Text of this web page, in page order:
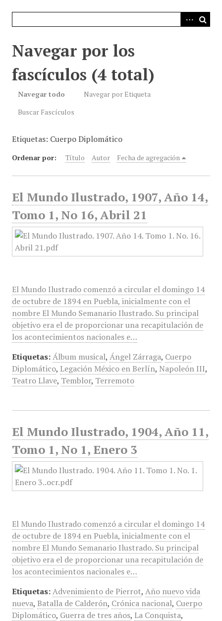
Navegar por los
fascículos (4 total)
Navegar todo
Navegar por Etiqueta
Buscar Fascículos
Etiquetas: Cuerpo Diplomático
Ordenar por: Título Autor Fecha de agregación
El Mundo Ilustrado, 1907, Año 14,
Tomo 1, No 16, Abril 21
El Mundo Ilustrado comenzó a circular el domingo 14
de octubre de 1894 en Puebla, inicialmente con el
nombre El Mundo Semanario Ilustrado. Su principal
objetivo era el de proporcionar una recapitulación de
los acontecimientos nacionales e…
Etiquetas: Álbum musical, Ángel Zárraga, Cuerpo
Diplomático, Legación México en Berlín, Napoleón III,
Teatro Llave, Temblor, Terremoto
El Mundo Ilustrado, 1904, Año 11,
Tomo 1, No 1, Enero 3
El Mundo Ilustrado comenzó a circular el domingo 14
de octubre de 1894 en Puebla, inicialmente con el
nombre El Mundo Semanario Ilustrado. Su principal
objetivo era el de proporcionar una recapitulación de
los acontecimientos nacionales e…
Etiquetas: Advenimiento de Pierrot, Año nuevo vida
nueva, Batalla de Calderón, Crónica nacional, Cuerpo
Diplomático, Guerra de tres años, La Conquista,